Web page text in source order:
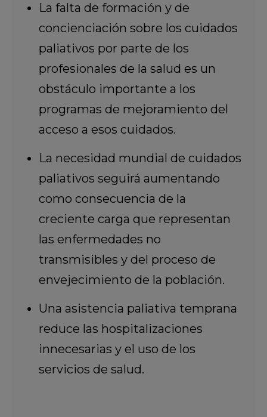
La falta de formación y de
concienciación sobre los cuidados
paliativos por parte de los
profesionales de la salud es un
obstáculo importante a los
programas de mejoramiento del
acceso a esos cuidados.
La necesidad mundial de cuidados
paliativos seguirá aumentando
como consecuencia de la
creciente carga que representan
las enfermedades no
transmisibles y del proceso de
envejecimiento de la población.
Una asistencia paliativa temprana
reduce las hospitalizaciones
innecesarias y el uso de los
servicios de salud.